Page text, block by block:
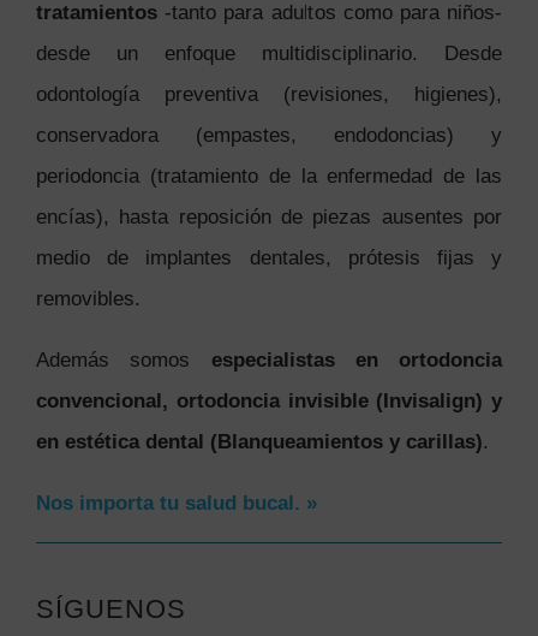
tratamientos -tanto para adultos como para niños-
desde un enfoque multidisciplinario. Desde
odontología preventiva (revisiones, higienes),
conservadora (empastes, endodoncias) y
periodoncia (tratamiento de la enfermedad de las
encías), hasta reposición de piezas ausentes por
medio de implantes dentales, prótesis fijas y
removibles.
Además somos especialistas en ortodoncia
convencional, ortodoncia invisible (Invisalign) y
en estética dental (Blanqueamientos y carillas).
Nos importa tu salud bucal. »
SÍGUENOS